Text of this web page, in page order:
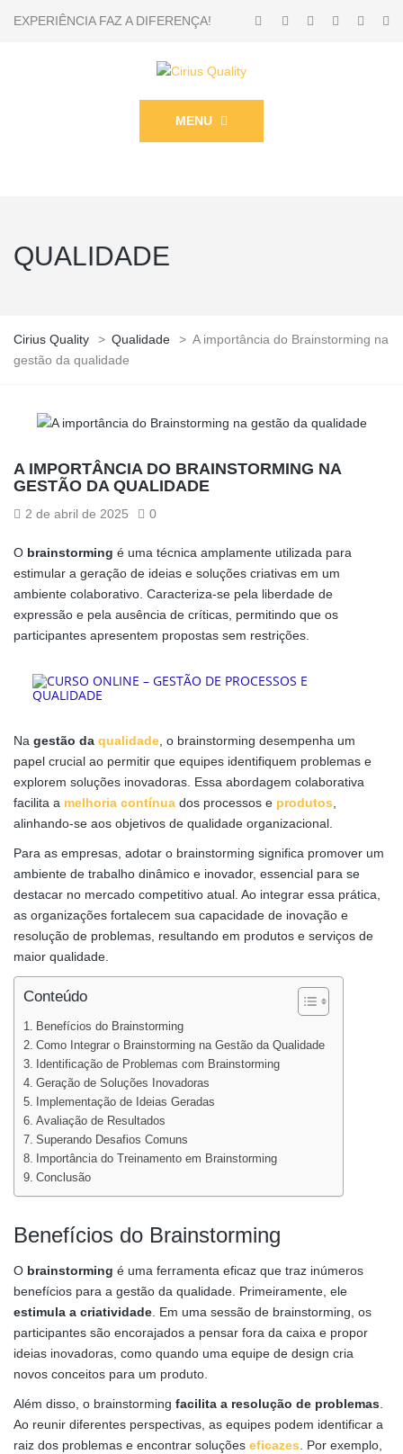
EXPERIÊNCIA FAZ A DIFERENÇA!
MENU
QUALIDADE
Cirius Quality > Qualidade > A importância do Brainstorming na
gestão da qualidade
A IMPORTÂNCIA DO BRAINSTORMING NA
GESTÃO DA QUALIDADE
2 de abril de 2025 0
O brainstorming é uma técnica amplamente utilizada para
estimular a geração de ideias e soluções criativas em um
ambiente colaborativo. Caracteriza-se pela liberdade de
expressão e pela ausência de críticas, permitindo que os
participantes apresentem propostas sem restrições.
Na gestão da qualidade, o brainstorming desempenha um
papel crucial ao permitir que equipes identifiquem problemas e
explorem soluções inovadoras. Essa abordagem colaborativa
facilita a melhoria contínua dos processos e produtos,
alinhando-se aos objetivos de qualidade organizacional.
Para as empresas, adotar o brainstorming significa promover um
ambiente de trabalho dinâmico e inovador, essencial para se
destacar no mercado competitivo atual. Ao integrar essa prática,
as organizações fortalecem sua capacidade de inovação e
resolução de problemas, resultando em produtos e serviços de
maior qualidade.
Conteúdo
Benefícios do Brainstorming
Como Integrar o Brainstorming na Gestão da Qualidade
Identificação de Problemas com Brainstorming
Geração de Soluções Inovadoras
Implementação de Ideias Geradas
Avaliação de Resultados
Superando Desafios Comuns
Importância do Treinamento em Brainstorming
Conclusão
Benefícios do Brainstorming
O brainstorming é uma ferramenta eficaz que traz inúmeros
benefícios para a gestão da qualidade. Primeiramente, ele
estimula a criatividade. Em uma sessão de brainstorming, os
participantes são encorajados a pensar fora da caixa e propor
ideias inovadoras, como quando uma equipe de design cria
novos conceitos para um produto.
Além disso, o brainstorming facilita a resolução de problemas.
Ao reunir diferentes perspectivas, as equipes podem identificar a
raiz dos problemas e encontrar soluções eficazes. Por exemplo,